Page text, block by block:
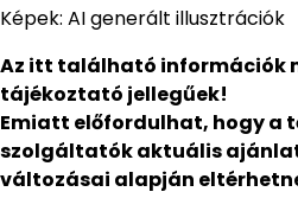
Képek: AI generált illusztrációk
Az itt található információk
tájékoztató jellegűek!
Emiatt előfordulhat, hogy a
szolgáltatók aktuális
változásai alapján